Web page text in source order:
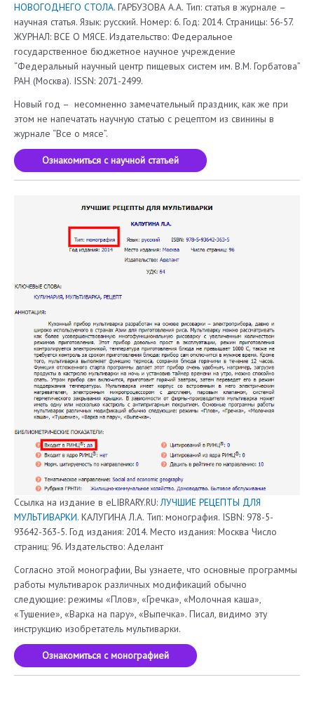
НОВОГОДНЕГО СТОЛА. ГАРБУЗОВА А.А. Тип: статья в журнале –
научная статья. Язык: русский. Номер: 6. Год: 2014. Страницы: 56-57.
ЖУРНАЛ: ВСЕ О МЯСЕ. Издательство: Федеральное
государственное бюджетное научное учреждение
“Федеральный научный центр пищевых систем им. В.М. Горбатова”
РАН (Москва). ISSN: 2071-2499.
Новый год – несомненно замечательный праздник, как же при
этом не напечатать научную статью с рецептом из свинины в
журнале “Все о мясе”.
Ознакомиться с научной статьей
Ссылка на издание в eLIBRARY.RU:ЛУЧШИЕ РЕЦЕПТЫ ДЛЯ
МУЛЬТИВАРКИ. КАЛУГИНА Л.А. Тип: монография. ISBN: 978-5-
93642-363-5. Год издания: 2014. Место издания: Москва Число
страниц: 96. Издательство: Аделант
Согласно этой монографии, Вы узнаете, что основные программы
работы мультиварок различных модификаций обычно
следующие: режимы «Плов», «Гречка», «Молочная каша»,
«Тушение», «Варка на пару», «Выпечка». Писал, видимо эту
инструкцию изобретатель мультиварки.
Ознакомиться с монографией